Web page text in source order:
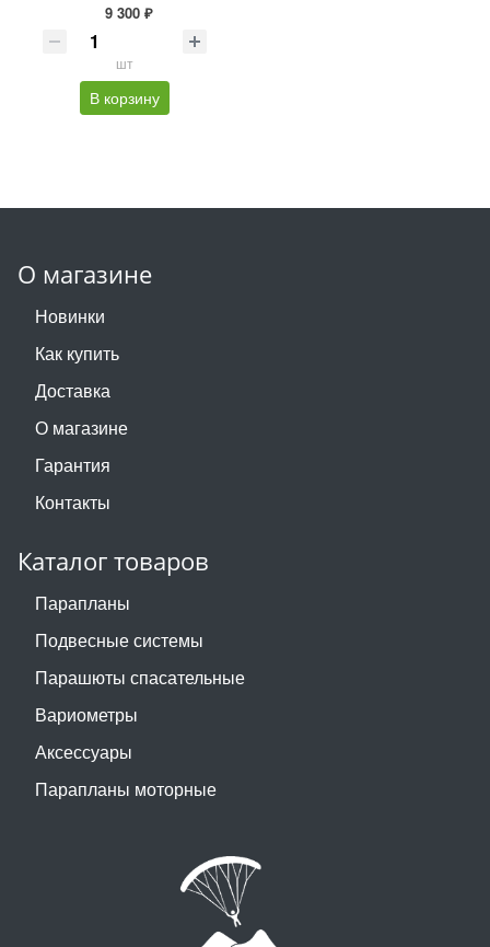
9 300 ₽
шт
В корзину
О магазине
Новинки
Как купить
Доставка
О магазине
Гарантия
Контакты
Каталог товаров
Парапланы
Подвесные системы
Парашюты спасательные
Вариометры
Аксессуары
Парапланы моторные